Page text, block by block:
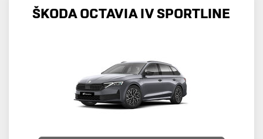
ŠKODA OCTAVIA IV SPORTLINE